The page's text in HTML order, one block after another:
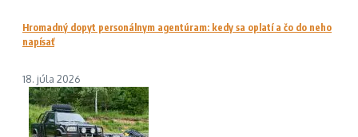
Hromadný dopyt personálnym agentúram: kedy sa oplatí a čo do neho
napísať
18. júla 2026